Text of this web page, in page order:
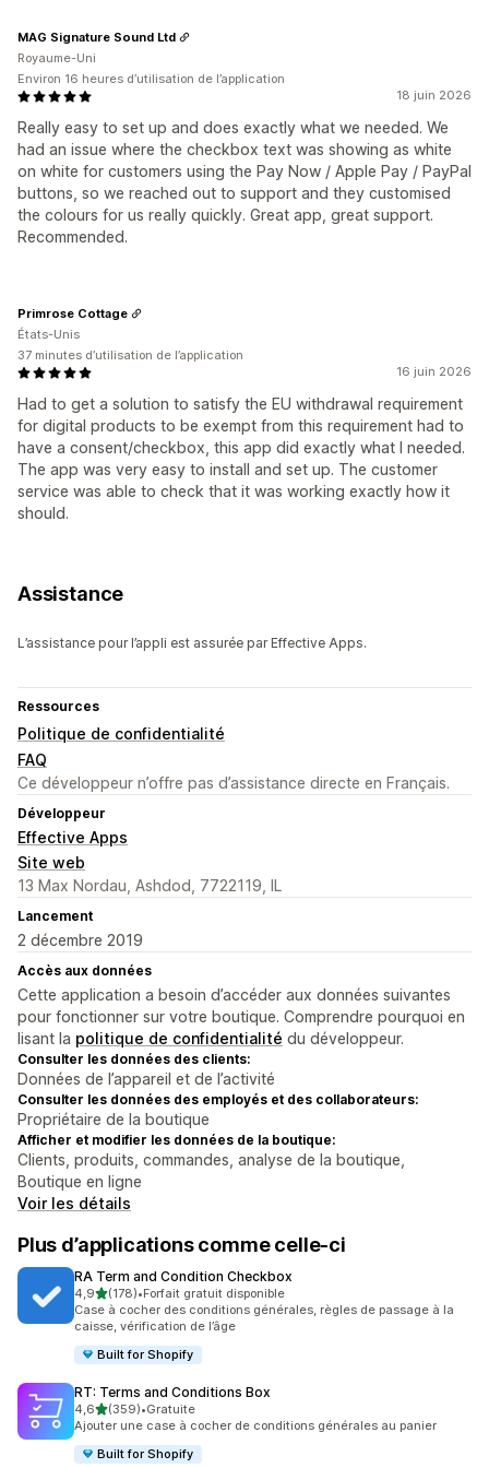
18 juin 2026
Really easy to set up and does exactly what we needed. We
had an issue where the checkbox text was showing as white
on white for customers using the Pay Now / Apple Pay / PayPal
buttons, so we reached out to support and they customised
the colours for us really quickly. Great app, great support.
Recommended.
MAG Signature Sound Ltd
Royaume-Uni
Environ 16 heures d’utilisation de l’application
16 juin 2026
Had to get a solution to satisfy the EU withdrawal requirement
for digital products to be exempt from this requirement had to
have a consent/checkbox, this app did exactly what I needed.
The app was very easy to install and set up. The customer
service was able to check that it was working exactly how it
should.
Primrose Cottage
États-Unis
37 minutes d’utilisation de l’application
Assistance
L’assistance pour l’appli est assurée par Effective Apps.
Ressources
Politique de confidentialité
FAQ
Ce développeur n’offre pas d’assistance directe en Français.
Développeur
Effective Apps
Site web
13 Max Nordau, Ashdod, 7722119, IL
Lancement
2 décembre 2019
Accès aux données
Cette application a besoin d’accéder aux données suivantes
pour fonctionner sur votre boutique. Comprendre pourquoi en
lisant la politique de confidentialité du développeur.
Consulter les données des clients:
Données de l’appareil et de l’activité
Consulter les données des employés et des collaborateurs:
Propriétaire de la boutique
Afficher et modifier les données de la boutique:
Clients, produits, commandes, analyse de la boutique,
Boutique en ligne
Voir les détails
Plus d’applications comme celle-ci
RA Term and Condition Checkbox
4,9étoile(s) sur 5
(178)
178 avis au total
•Forfait gratuit disponible
Case à cocher des conditions générales, règles de passage à la
caisse, vérification de l’âge
Built for Shopify
RT: Terms and Conditions Box
4,6étoile(s) sur 5
(359)
359 avis au total
•Gratuite
Ajouter une case à cocher de conditions générales au panier
Built for Shopify